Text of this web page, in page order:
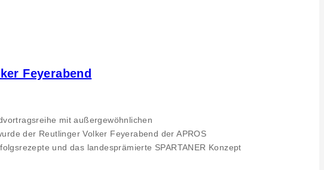
Feyerabend
mit außergewöhnlichen
der Reutlinger Volker Feyerabend der APROS
und das landesprämierte SPARTANER Konzept